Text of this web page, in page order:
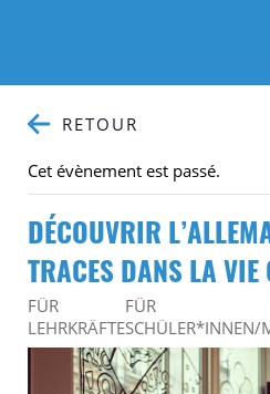
RETOUR
Cet évènement est passé.
DÉCOUVRIR
TRACES DANS LA VIE
FÜR
LEHRKRÄFTE
FÜR
SCHÜLER*INNEN/